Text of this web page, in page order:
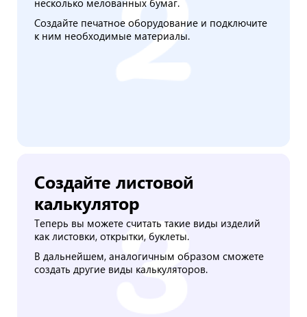
несколько мелованных бумаг.
Создайте печатное оборудование и подключите
к ним необходимые материалы.
Создайте листовой
калькулятор
Теперь вы можете считать такие виды изделий
как листовки, открытки, буклеты.
В дальнейшем, аналогичным образом сможете
создать другие виды калькуляторов.